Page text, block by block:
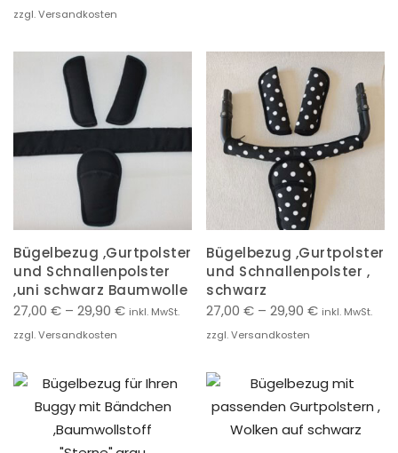
zzgl. Versandkosten
Bügelbezug ,Gurtpolster
und Schnallenpolster
,uni schwarz Baumwolle
27,00 € – 29,90 € inkl. MwSt.
zzgl. Versandkosten
Bügelbezug ,Gurtpolster
und Schnallenpolster ,
schwarz
27,00 € – 29,90 € inkl. MwSt.
zzgl. Versandkosten